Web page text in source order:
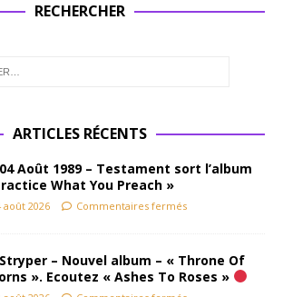
RECHERCHER
ARTICLES RÉCENTS
04 Août 1989 – Testament sort l’album
What You Preach »
août 2026 Commentaires fermés
Stryper – Nouvel album – « Throne Of
». Ecoutez « Ashes To Roses »